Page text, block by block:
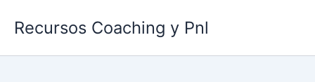
Recursos Coaching y Pnl